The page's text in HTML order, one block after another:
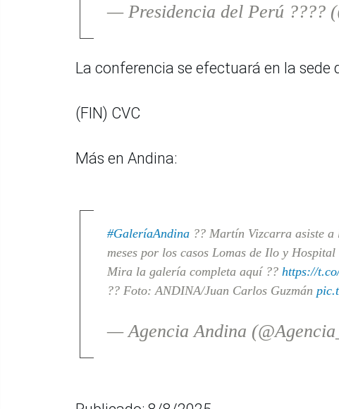
— Presidencia del Perú ????
La conferencia se efectuará en la sede
(FIN) CVC
Más en Andina:
#GaleríaAndina?? Martín Vizcarra asiste a
meses por los casos Lomas de Ilo y
Mira la galería completa aquí ?? https://
?? Foto: ANDINA/Juan Carlos Guzmán
— Agencia Andina